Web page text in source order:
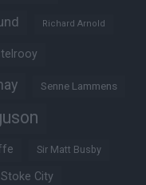
Richard Arnold
Senne Lammens
Sir Matt Busby
Stoke City